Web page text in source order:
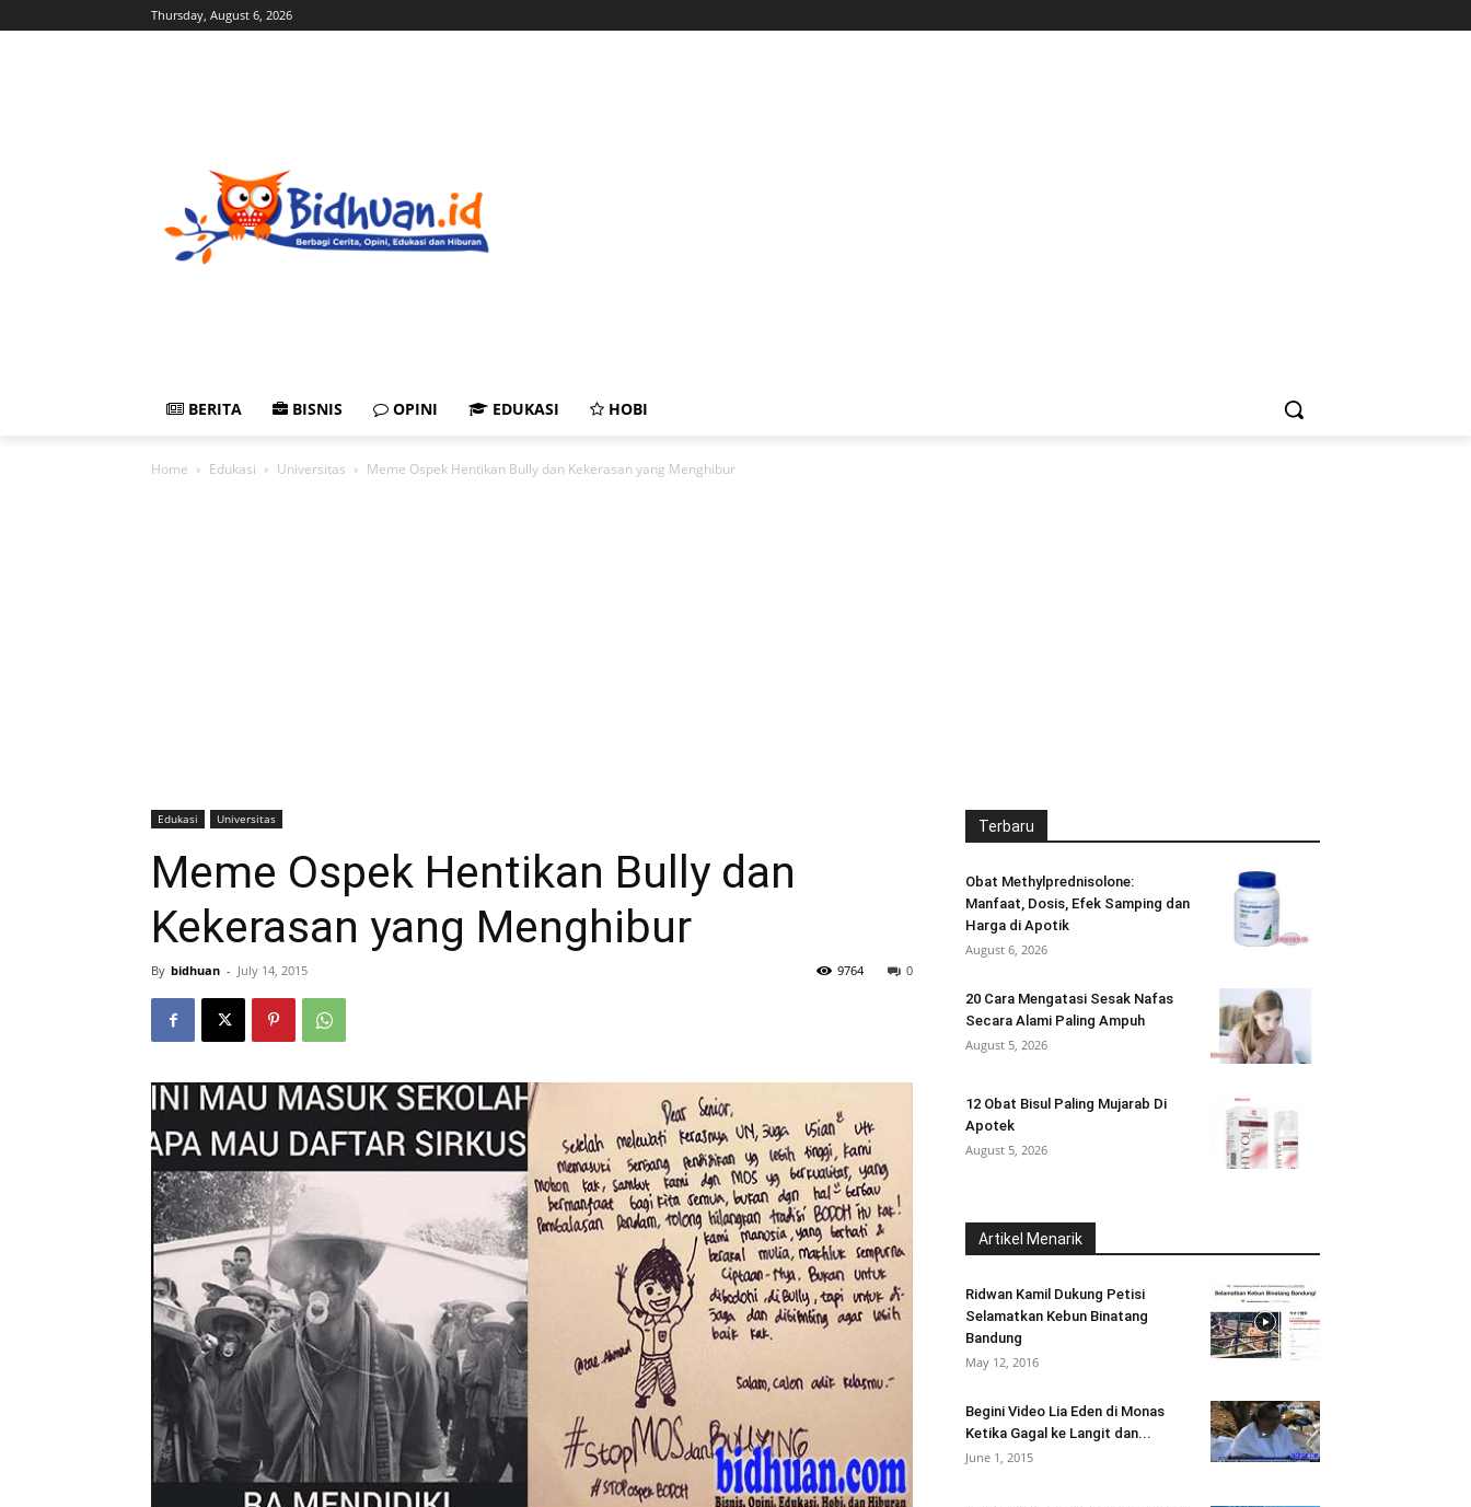
Thursday, August 6, 2026
BERITA BISNIS OPINI EDUKASI HOBI
Home Edukasi Universitas Meme Ospek Hentikan Bully dan Kekerasan yang Menghibur
Edukasi Universitas
Meme Ospek Hentikan Bully dan
Kekerasan yang Menghibur
By bidhuan - July 14, 2015 0
9764
Terbaru
Obat Methylprednisolone:
Manfaat, Dosis, Efek Samping dan
Harga di Apotik
August 6, 2026
20 Cara Mengatasi Sesak Nafas
Secara Alami Paling Ampuh
August 5, 2026
12 Obat Bisul Paling Mujarab Di
Apotek
August 5, 2026
Artikel Menarik
Ridwan Kamil Dukung Petisi
Selamatkan Kebun Binatang
Bandung
May 12, 2016
Begini Video Lia Eden di Monas
Ketika Gagal ke Langit dan...
June 1, 2015